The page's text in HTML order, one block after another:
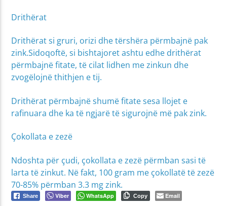
Drithërat
Drithërat si gruri, orizi dhe tërshëra përmbajnë pak
zink.Sidoqoftë, si bishtajoret ashtu edhe drithërat
përmbajnë fitate, të cilat lidhen me zinkun dhe
zvogëlojnë thithjen e tij.
Drithërat përmbajnë shumë fitate sesa llojet e
rafinuara dhe ka të ngjarë të sigurojnë më pak zink.
Çokollata e zezë
Ndoshta për çudi, çokollata e zezë përmban sasi të
larta të zinkut. Në fakt, 100 gram me çokollatë të zezë
70-85% përmban 3.3 mg zink.
Share Viber WhatsApp Copy Email